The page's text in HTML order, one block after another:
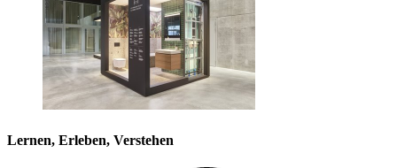
Lernen, Erleben, Verstehen